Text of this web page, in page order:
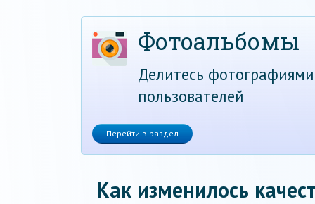
Фотоальбомы
Делитесь
пользователей
Перейти в раздел
Как изменилось